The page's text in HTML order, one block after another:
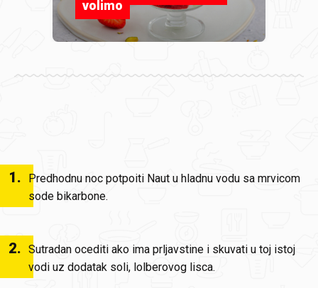
volimo
1.
Predhodnu noc potpoiti Naut u hladnu vodu sa mrvicom
sode bikarbone.
2. Sutradan ocediti ako ima prljavstine i skuvati u toj istoj
vodi uz dodatak soli, lolberovog lisca.